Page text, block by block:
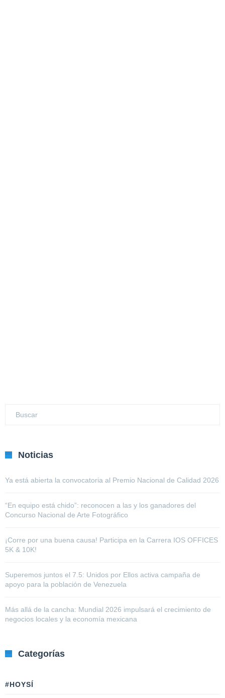
Noticias
Ya está abierta la convocatoria al Premio Nacional de Calidad 2026
“En equipo está chido”: reconocen a las y los ganadores del
Concurso Nacional de Arte Fotográfico
¡Corre por una buena causa! Participa en la Carrera IOS OFFICES
5K & 10K!
Superemos juntos el 7.5: Unidos por Ellos activa campaña de
apoyo para la población de Venezuela
Más allá de la cancha: Mundial 2026 impulsará el crecimiento de
negocios locales y la economía mexicana
Categorías
#HOYSÍ